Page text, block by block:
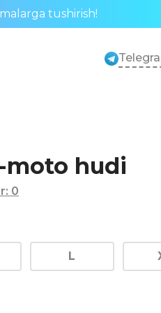
tushirish!
moto hudi
: 0
L